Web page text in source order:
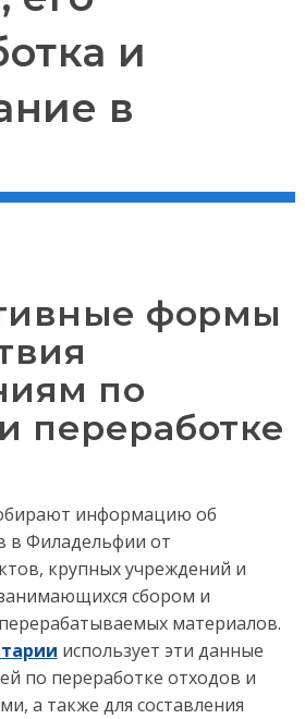
и
в
формы
по
переработке
информацию об
в Филадельфии от
крупных учреждений и
сбором и
материалов.
использует эти данные
по переработке отходов и
а также для составления